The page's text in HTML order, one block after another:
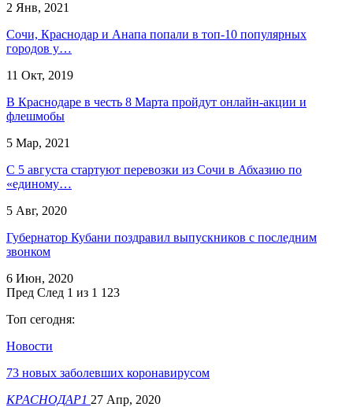
2 Янв, 2021
Сочи, Краснодар и Анапа попали в топ-10 популярных
городов у…
11 Окт, 2019
В Краснодаре в честь 8 Марта пройдут онлайн-акции и
флешмобы
5 Мар, 2021
С 5 августа стартуют перевозки из Сочи в Абхазию по
«единому…
5 Авг, 2020
Губернатор Кубани поздравил выпускников с последним
звонком
6 Июн, 2020
Пред След 1 из 1 123
Топ сегодня:
Новости
73 новых заболевших коронавирусом
КРАСНОДАР1 27 Апр, 2020